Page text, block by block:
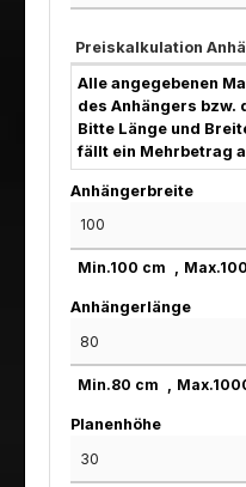
Preiskalkulation
Alle angegebenen
des Anhängers bzw.
Bitte Länge und
fällt ein Mehrbetrag
Anhängerbreite
Min.100 cm Max.
Anhängerlänge
Min.80 cm Max.
Planenhöhe